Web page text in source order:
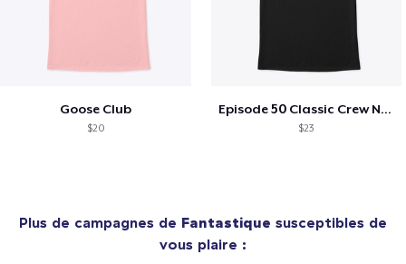
Goose Club
$20
Episode 50 Classic Crew Neck T-Shirt
$23
Plus de campagnes de Fantastique susceptibles de
vous plaire :